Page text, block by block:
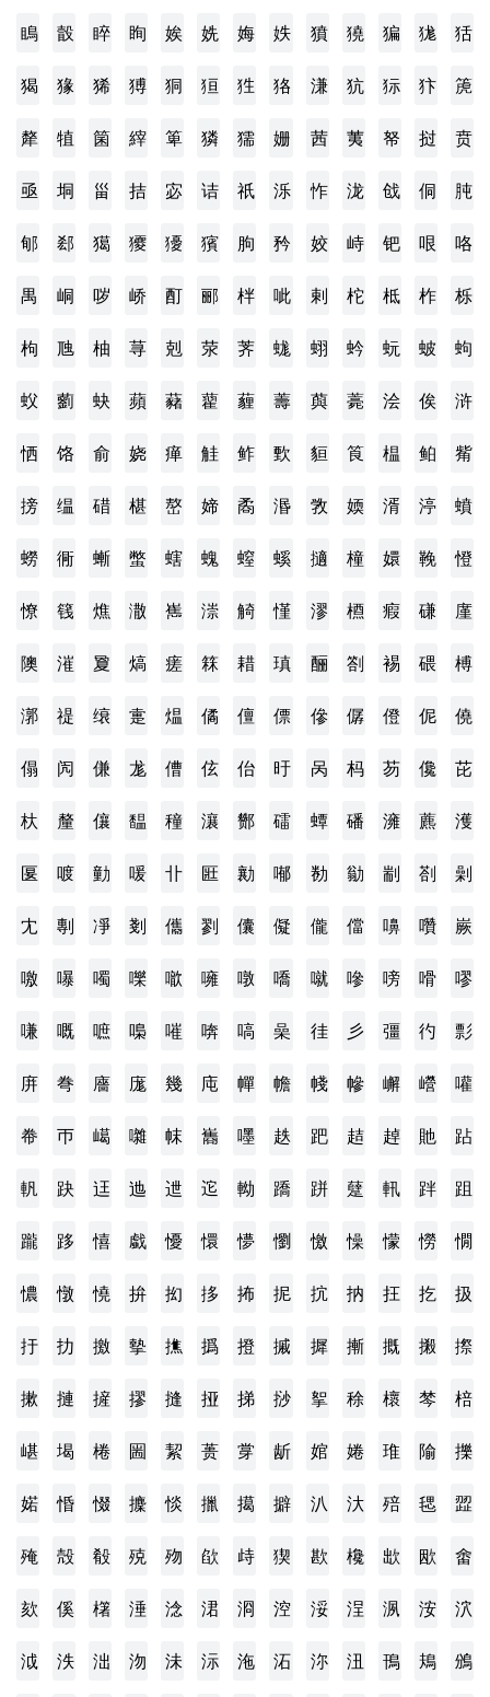
瞗 瞉 睟 眴 娭 姺 娒 妷 獖 獟 猵 狵 狧
猲 猭 狶 猼 狪 狟 狌 狢 溓 犺 狋 犿 箎
犛 犆 箘 縡 箄 獜 獳 姗 茜 荑 帑 挝 贲
亟 垌 甾 拮 宓 诘 祇 泺 怍 泷 戗 侗 肫
郇 郄 獦 獿 獶 獱 朐 矜 姣 峙 钯 哏 咯
禺 峒 哕 峤 酊 郦 柈 呲 剌 柁 柢 柞 栎
枸 虺 柚 荨 剋 荥 荠 蛖 蛡 蚙 蚖 蚾 蚼
蚥 藰 蚗 蘋 藸 藋 薶 薵 藇 薧 浍 俟 浒
恓 饹 俞 娆 瘅 觟 鲊 歅 貆 筤 榅 鲌 觜
搒 缊 碏 椹 嶅 媂 矞 湣 敩 媆 湑 渟 蟦
蟧 衕 螹 蟞 螛 螝 螲 螇 擿 橦 嬛 鞔 憕
憭 篯 燋 潵 嶲 漴 觭 慬 漻 槱 瘕 磏 廑
隩 漼 夐 熇 瘥 箖 耤 瑱 酾 劄 裼 碨 榑
漷 禔 缞 疐 煴 僪 儃 僄 傪 僝 僜 伲 僥
傝 闶 傔 尨 傮 伭 佁 旴 呙 杩 芴 儳 芘
杕 釐 儴 馧 穜 瀼 酂 礌 蟫 磻 澭 藨 濩
匽 喥 勭 喛 卝 匨 勷 喐 勌 勜 剬 剳 劋
冘 剸 凈 剗 儶 剹 儾 儗 儱 儅 嚊 囋 嶡
噭 嚗 噣 嚛 噷 噰 噋 嘺 噈 嘇 嗙 嗗 嘐
嗛 嘅 嗻 嘄 嗺 喯 嗃 喿 徍 彡 彊 彴 彯
庰 弮 廧 庬 幾 庉 幝 幨 帴 幓 嶰 巆 嚾
帣 帀 嶱 囃 帓 巂 嚜 趃 跁 趌 趠 貤 跕
軓 趹 迋 迆 迣 迱 軪 蹻 跰 躠 軐 跘 跙
躘 跢 憘 戱 懮 懁 懜 懰 憿 懆 懞 憦 憪
憹 憞 憢 拚 抝 拸 抪 抳 抭 抐 抂 扢 扱
扜 扐 撽 摰 撨 撝 撜 摵 摨 摲 摡 摋 摖
摗 摙 摌 摎 摓 挜 挮 挱 挐 稌 櫰 棽 棓
嵁 堨 棬 圌 絜 蒉 牚 龂 婠 婘 琟 隃 擽
婼 惛 惙 攈 惔 擸 擖 擗 汃 汏 殕 毸 歰
殗 殻 殽 殑 歾 欿 歭 猰 歁 欃 欪 欭 畬
欬 傒 櫡 涶 淰 涒 浻 涳 浽 浧 洬 洝 泬
泧 泆 泏 沕 沬 沶 沲 沰 沵 沑 鳱 鳺 鳻